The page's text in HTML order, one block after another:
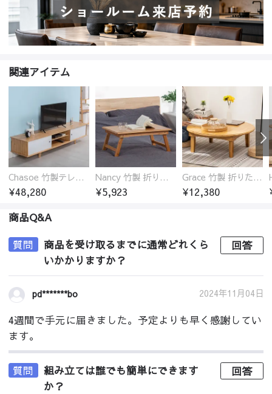
関連アイテム
Chasoe 竹製テレビ台 ローボード
¥48,280
Nancy 竹製 折りたたみ式ローテーブル センターテーブル
¥5,923
Grace 竹製 折りたたみ式ローテーブル センターテーブル センターテーブル 円型
¥12,380
商品Q&A
質問
商品を受け取るまでに通常どれくら
いかかりますか？
回答
pd*******bo 2024年11月04日
4週間で手元に届きました。予定よりも早く感謝してい
ます。
質問
組み立ては誰でも簡単にできます
か？
回答